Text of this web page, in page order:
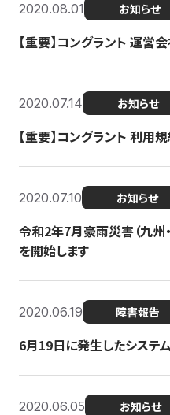
2020.08.01 お知らせ
【重要】コングラント 運営
2020.07.14 お知らせ
【重要】コングラント 利用
2020.07.10 お知らせ
令和2年7月豪雨災害（九州
を開始します
2020.06.19 障害報告
6月19日に発生したシステ
2020.06.05 お知らせ